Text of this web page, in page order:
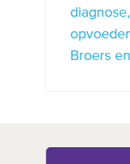
diagnose
Broers